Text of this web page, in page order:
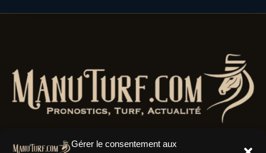
Gérer le consentement aux